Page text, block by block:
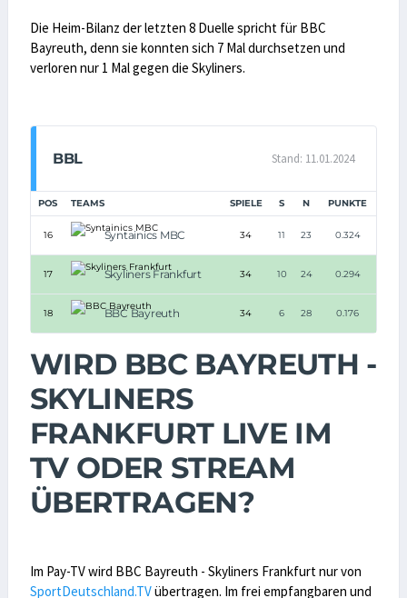
Die Heim-Bilanz der letzten 8 Duelle spricht für BBC
Bayreuth, denn sie konnten sich 7 Mal durchsetzen und
verloren nur 1 Mal gegen die Skyliners.
BBL Stand: 11.01.2024
POS TEAMS SPIELE S N PUNKTE
16 Syntainics MBC 34 11 23 0.324
17 Skyliners Frankfurt 34 10 24 0.294
18 BBC Bayreuth 34 6 28 0.176
WIRD BBC BAYREUTH -
SKYLINERS
FRANKFURT LIVE IM
TV ODER STREAM
ÜBERTRAGEN?
Im Pay-TV wird BBC Bayreuth - Skyliners Frankfurt nur von
SportDeutschland.TVübertragen. Im frei empfangbaren und